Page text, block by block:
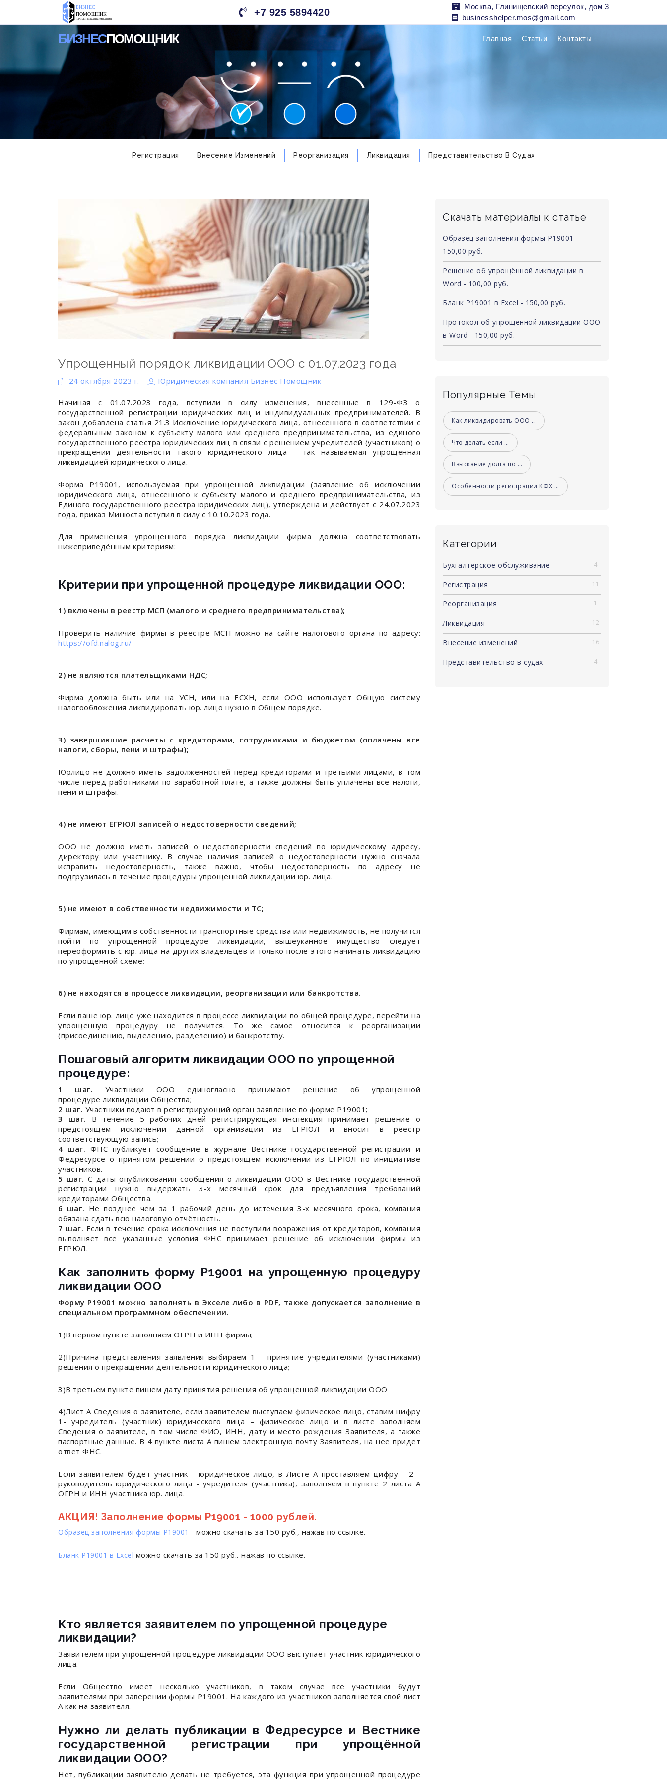
БИЗНЕС
ПОМОЩНИК
ЮРИДИЧЕСКАЯ КОМПАНИЯ
+7 925 5894420
Москва, Глинищевский переулок, дом 3
businesshelper.mos@gmail.com
БИЗНЕСПОМОЩНИК Главная Статьи Контакты
Регистрация Внесение Изменений Реорганизация Ликвидация Представительство В Судах
Упрощенный порядок ликвидации ООО с 01.07.2023 года
24 октября 2023 г. Юридическая компания Бизнес Помощник
Начиная с 01.07.2023 года, вступили в силу изменения, внесенные в 129-ФЗ о
государственной регистрации юридических лиц и индивидуальных предпринимателей. В
закон добавлена статья 21.3 Исключение юридического лица, отнесенного в соответствии с
федеральным законом к субъекту малого или среднего предпринимательства, из единого
государственного реестра юридических лиц в связи с решением учредителей (участников) о
прекращении деятельности такого юридического лица - так называемая упрощённая
ликвидацией юридического лица.
Форма Р19001, используемая при упрощенной ликвидации (заявление об исключении
юридического лица, отнесенного к субъекту малого и среднего предпринимательства, из
Единого государственного реестра юридических лиц), утверждена и действует с 24.07.2023
года, приказ Минюста вступил в силу с 10.10.2023 года.
Для применения упрощенного порядка ликвидации фирма должна соответствовать
нижеприведённым критериям:
Критерии при упрощенной процедуре ликвидации ООО:
1) включены в реестр МСП (малого и среднего предпринимательства);
Проверить наличие фирмы в реестре МСП можно на сайте налогового органа по адресу:
https://ofd.nalog.ru/
2) не являются плательщиками НДС;
Фирма должна быть или на УСН, или на ЕСХН, если ООО использует Общую систему
налогообложения ликвидировать юр. лицо нужно в Общем порядке.
3) завершившие расчеты с кредиторами, сотрудниками и бюджетом (оплачены все
налоги, сборы, пени и штрафы);
Юрлицо не должно иметь задолженностей перед кредиторами и третьими лицами, в том
числе перед работниками по заработной плате, а также должны быть уплачены все налоги,
пени и штрафы.
4) не имеют ЕГРЮЛ записей о недостоверности сведений;
ООО не должно иметь записей о недостоверности сведений по юридическому адресу,
директору или участнику. В случае наличия записей о недостоверности нужно сначала
исправить недостоверность, также важно, чтобы недостоверность по адресу не
подгрузилась в течение процедуры упрощенной ликвидации юр. лица.
5) не имеют в собственности недвижимости и ТС;
Фирмам, имеющим в собственности транспортные средства или недвижимость, не получится
пойти по упрощенной процедуре ликвидации, вышеуканное имущество следует
переоформить с юр. лица на других владельцев и только после этого начинать ликвидацию
по упрощенной схеме;
6) не находятся в процессе ликвидации, реорганизации или банкротства.
Если ваше юр. лицо уже находится в процессе ликвидации по общей процедуре, перейти на
упрощенную процедуру не получится. То же самое относится к реорганизации
(присоединению, выделению, разделению) и банкротству.
Пошаговый алгоритм ликвидации ООО по упрощенной
процедуре:
1 шаг. Участники ООО единогласно принимают решение об упрощенной
процедуре ликвидации Общества;
2 шаг. Участники подают в регистрирующий орган заявление по форме Р19001;
3 шаг. В течение 5 рабочих дней регистрирующая инспекция принимает решение о
предстоящем исключении данной организации из ЕГРЮЛ и вносит в реестр
соответствующую запись;
4 шаг. ФНС публикует сообщение в журнале Вестнике государственной регистрации и
Федресурсе о принятом решении о предстоящем исключении из ЕГРЮЛ по инициативе
участников.
5 шаг. С даты опубликования сообщения о ликвидации ООО в Вестнике государственной
регистрации нужно выдержать 3-х месячный срок для предъявления требований
кредиторами Общества.
6 шаг. Не позднее чем за 1 рабочий день до истечения 3-х месячного срока, компания
обязана сдать всю налоговую отчётность.
7 шаг. Если в течение срока исключения не поступили возражения от кредиторов, компания
выполняет все указанные условия ФНС принимает решение об исключении фирмы из
ЕГРЮЛ.
Как заполнить форму Р19001 на упрощенную процедуру
ликвидации ООО
Форму Р19001 можно заполнять в Экселе либо в PDF, также допускается заполнение в
специальном программном обеспечении.
1)В первом пункте заполняем ОГРН и ИНН фирмы;
2)Причина представления заявления выбираем 1 – принятие учредителями (участниками)
решения о прекращении деятельности юридического лица;
3)В третьем пункте пишем дату принятия решения об упрощенной ликвидации ООО
4)Лист А Сведения о заявителе, если заявителем выступаем физическое лицо, ставим цифру
1- учредитель (участник) юридического лица – физическое лицо и в листе заполняем
Сведения о заявителе, в том числе ФИО, ИНН, дату и место рождения Заявителя, а также
паспортные данные. В 4 пункте листа А пишем электронную почту Заявителя, на нее придет
ответ ФНС.
Если заявителем будет участник - юридическое лицо, в Листе А проставляем цифру - 2 -
руководитель юридического лица - учредителя (участника), заполняем в пункте 2 листа А
ОГРН и ИНН участника юр. лица.
АКЦИЯ! Заполнение формы Р19001 - 1000 рублей.
Образец заполнения формы Р19001 - можно скачать за 150 руб., нажав по ссылке.
Бланк Р19001 в Excel можно скачать за 150 руб., нажав по ссылке.
Кто является заявителем по упрощенной процедуре
ликвидации?
Заявителем при упрощенной процедуре ликвидации ООО выступает участник юридического
лица.
Если Общество имеет несколько участников, в таком случае все участники будут
заявителями при заверении формы Р19001. На каждого из участников заполняется свой лист
А как на заявителя.
Нужно ли делать публикации в Федресурсе и Вестнике
государственной регистрации при упрощённой
ликвидации ООО?
Нет, публикации заявителю делать не требуется, эта функция при упрощенной процедуре
Скачать материалы к статье
Образец заполнения формы Р19001 -
150,00 руб.
Решение об упрощённой ликвидации в
Word - 100,00 руб.
Бланк Р19001 в Excel - 150,00 руб.
Протокол об упрощенной ликвидации ООО
в Word - 150,00 руб.
Популярные Темы
Как ликвидировать ООО …
Что делать если …
Взыскание долга по …
Особенности регистрации КФХ …
Категории
Бухгалтерское обслуживание 4
Регистрация 11
Реорганизация 1
Ликвидация 12
Внесение изменений 16
Представительство в судах 4